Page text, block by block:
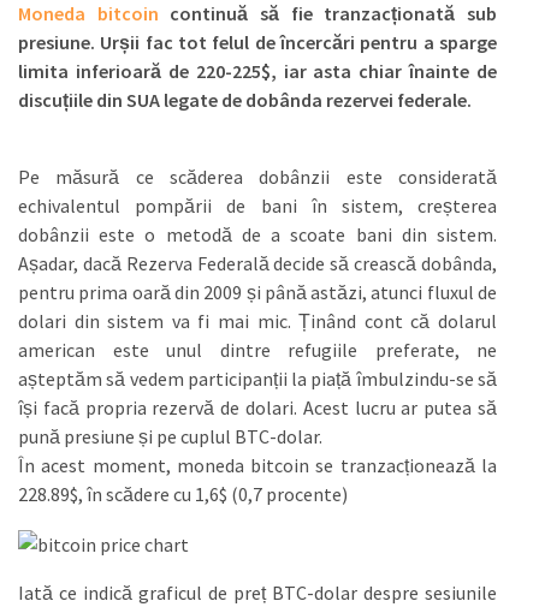
Moneda bitcoin continuă să fie tranzacționată sub
presiune. Urșii fac tot felul de încercări pentru a sparge
limita inferioară de 220-225$, iar asta chiar înainte de
discuțiile din SUA legate de dobânda rezervei federale.
Pe măsură ce scăderea dobânzii este considerată
echivalentul pompării de bani în sistem, creșterea
dobânzii este o metodă de a scoate bani din sistem.
Așadar, dacă Rezerva Federală decide să crească dobânda,
pentru prima oară din 2009 și până astăzi, atunci fluxul de
dolari din sistem va fi mai mic. Ținând cont că dolarul
american este unul dintre refugiile preferate, ne
așteptăm să vedem participanții la piață îmbulzindu-se să
își facă propria rezervă de dolari. Acest lucru ar putea să
pună presiune și pe cuplul BTC-dolar.
În acest moment, moneda bitcoin se tranzacționează la
228.89$, în scădere cu 1,6$ (0,7 procente)
Iată ce indică graficul de preț BTC-dolar despre sesiunile